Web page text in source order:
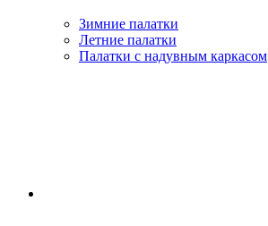
Зимние палатки
Летние палатки
Палатки с надувным каркасом